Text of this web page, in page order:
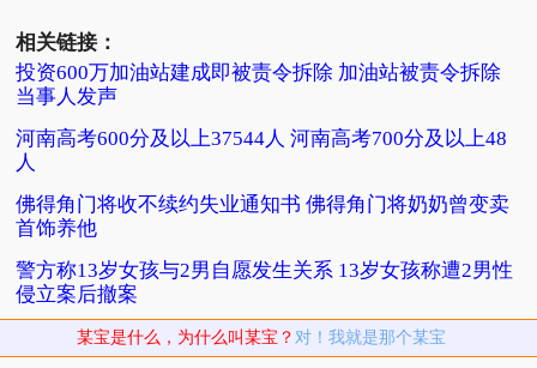
相关链接：
投资600万加油站建成即被责令拆除 加油站被责令拆除
当事人发声
河南高考600分及以上37544人 河南高考700分及以上48
人
佛得角门将收不续约失业通知书 佛得角门将奶奶曾变卖
首饰养他
警方称13岁女孩与2男自愿发生关系 13岁女孩称遭2男性
侵立案后撤案
某宝是什么，为什么叫某宝？ 对！我就是那个某宝